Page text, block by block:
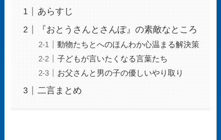
あらすじ
『おとうさんとさんぽ』の素敵なところ
動物たちとへのほんわか心温まる解決策
子どもが言いたくなる言葉たち
お父さんと男の子の優しいやり取り
二言まとめ